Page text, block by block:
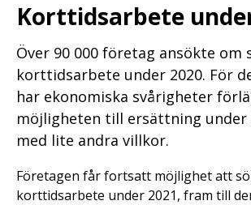
Korttidsarbete
Över 90 000 företag ansökte om
korttidsarbete under 2020. För
har ekonomiska svårigheter
möjligheten till ersättning under
med lite andra villkor.
Företagen får fortsatt möjlighet att
korttidsarbete under 2021, fram till